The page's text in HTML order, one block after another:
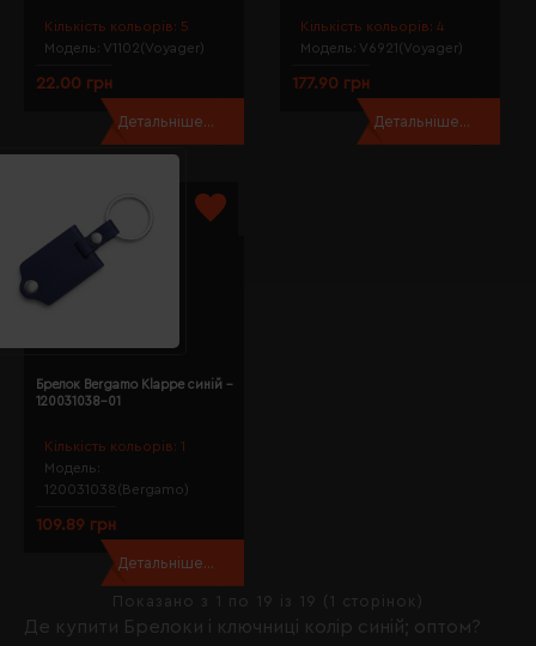
Де купити Брелоки і ключниці колір синій; оптом?
Кількість кольорів: 5
Модель: V1102(Voyager)
22.00 грн
Детальніше...
Кількість кольорів: 4
Модель: V6921(Voyager)
177.90 грн
Детальніше...
Кількість кольорів: 1
Модель:
120031038(Bergamo)
Брелок Bergamo Klappe синій -
120031038-01
109.89 грн
Детальніше...
Показано з 1 по 19 із 19 (1 сторінок)